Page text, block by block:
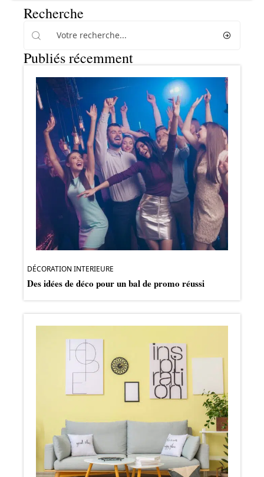
Recherche
Publiés récemment
DÉCORATION INTERIEURE
Des idées de déco pour un bal de promo réussi